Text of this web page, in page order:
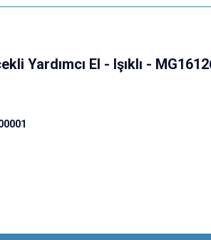
Yardımcı El - Işıklı -